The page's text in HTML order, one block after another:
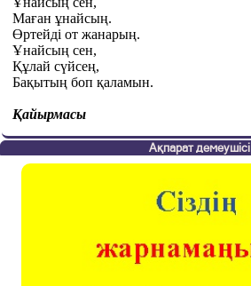
Маған ұнайсың.
Өртейді от жанарың.
Ұнайсың сен,
Құлай сүйсең,
Бақытың боп қаламын.
Қайырмасы
Ақпарат демеушісі